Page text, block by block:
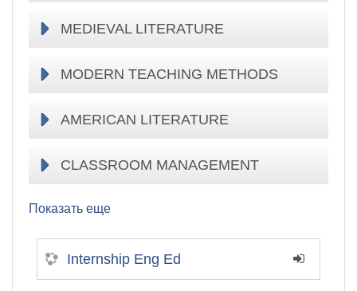
MEDIEVAL LITERATURE
MODERN TEACHING METHODS
AMERICAN LITERATURE
CLASSROOM MANAGEMENT
Показать еще
Internship Eng Ed